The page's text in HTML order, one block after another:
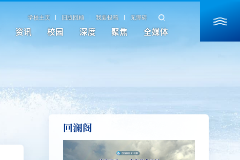
学校主页 旧版回顾 我要投稿 无障碍
资讯 校园 深度 聚焦 全媒体
回澜阁